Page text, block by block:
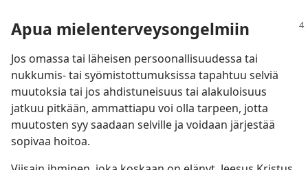
Apua mielenterveysongelmiin
Jos omassa tai läheisen persoonallisuudessa tai
nukkumis- tai syömistottumuksissa tapahtuu selviä
muutoksia tai jos ahdistuneisuus tai alakuloisuus
jatkuu pitkään, ammattiapu voi olla tarpeen, jotta
muutosten syy saadaan selville ja voidaan järjestää
sopivaa hoitoa.